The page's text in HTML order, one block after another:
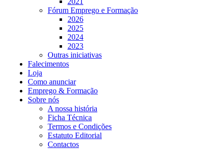
Fórum Emprego e Formação
2026
2025
2024
2023
Outras iniciativas
Falecimentos
Loja
Como anunciar
Emprego & Formação
Sobre nós
A nossa história
Ficha Técnica
Termos e Condições
Estatuto Editorial
Contactos